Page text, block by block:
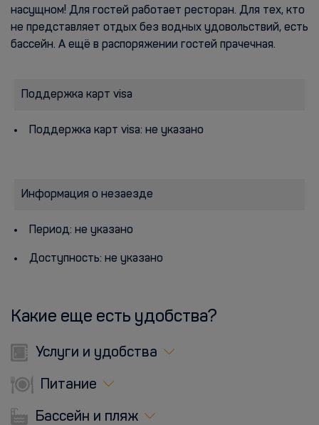
насущном! Для гостей работает ресторан. Для тех, кто
не представляет отдых без водных удовольствий, есть
бассейн. А ещё в распоряжении гостей прачечная.
Поддержка карт visa
Поддержка карт visa: не указано
Информация о незаезде
Период: не указано
Доступность: не указано
Какие еще есть удобства?
Услуги и удобства
Питание
Бассейн и пляж